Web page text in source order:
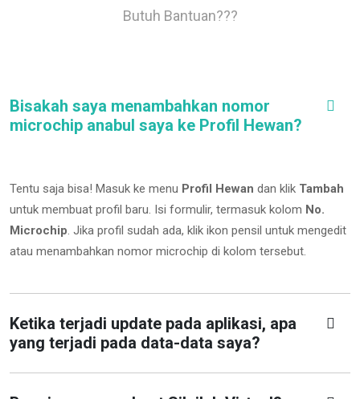
Butuh Bantuan???
Bisakah saya menambahkan nomor
microchip anabul saya ke Profil Hewan?
Tentu saja bisa! Masuk ke menu Profil Hewan dan klik Tambah
untuk membuat profil baru. Isi formulir, termasuk kolom No.
Microchip. Jika profil sudah ada, klik ikon pensil untuk mengedit
atau menambahkan nomor microchip di kolom tersebut.
Ketika terjadi update pada aplikasi, apa
yang terjadi pada data-data saya?